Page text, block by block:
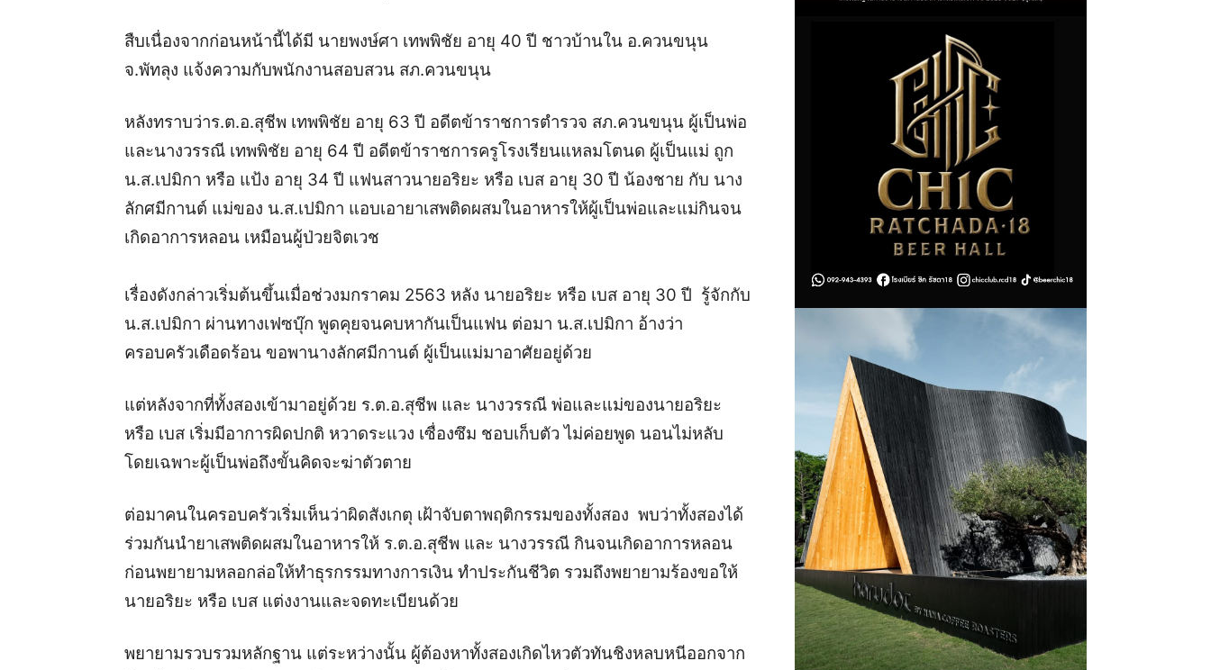
สืบเนื่องจากก่อนหน้านี้ได้มี นายพงษ์ศา เทพพิชัย อายุ 40 ปี ชาวบ้านใน อ.ควนขนุน
จ.พัทลุง แจ้งความกับพนักงานสอบสวน สภ.ควนขนุน
หลังทราบว่าร.ต.อ.สุชีพ เทพพิชัย อายุ 63 ปี อดีตข้าราชการตำรวจ สภ.ควนขนุน ผู้เป็นพ่อ
และนางวรรณี เทพพิชัย อายุ 64 ปี อดีตข้าราชการครูโรงเรียนแหลมโตนด ผู้เป็นแม่ ถูก
น.ส.เปมิกา หรือ แป้ง อายุ 34 ปี แฟนสาวนายอริยะ หรือ เบส อายุ 30 ปี น้องชาย กับ นาง
ลักศมีกานต์ แม่ของ น.ส.เปมิกา แอบเอายาเสพติดผสมในอาหารให้ผู้เป็นพ่อและแม่กินจน
เกิดอาการหลอน เหมือนผู้ป่วยจิตเวช
เรื่องดังกล่าวเริ่มต้นขึ้นเมื่อช่วงมกราคม 2563 หลัง นายอริยะ หรือ เบส อายุ 30 ปี รู้จักกับ
น.ส.เปมิกา ผ่านทางเฟซบุ๊ก พูดคุยจนคบหากันเป็นแฟน ต่อมา น.ส.เปมิกา อ้างว่า
ครอบครัวเดือดร้อน ขอพานางลักศมีกานต์ ผู้เป็นแม่มาอาศัยอยู่ด้วย
แต่หลังจากที่ทั้งสองเข้ามาอยู่ด้วย ร.ต.อ.สุชีพ และ นางวรรณี พ่อและแม่ของนายอริยะ
หรือ เบส เริ่มมีอาการผิดปกติ หวาดระแวง เซื่องซึม ชอบเก็บตัว ไม่ค่อยพูด นอนไม่หลับ
โดยเฉพาะผู้เป็นพ่อถึงขั้นคิดจะฆ่าตัวตาย
ต่อมาคนในครอบครัวเริ่มเห็นว่าผิดสังเกตุ เฝ้าจับตาพฤติกรรมของทั้งสอง พบว่าทั้งสองได้
ร่วมกันนำยาเสพติดผสมในอาหารให้ ร.ต.อ.สุชีพ และ นางวรรณี กินจนเกิดอาการหลอน
ก่อนพยายามหลอกล่อให้ทำธุรกรรมทางการเงิน ทำประกันชีวิต รวมถึงพยายามร้องขอให้
นายอริยะ หรือ เบส แต่งงานและจดทะเบียนด้วย
พยายามรวบรวมหลักฐาน แต่ระหว่างนั้น ผู้ต้องหาทั้งสองเกิดไหวตัวทันชิงหลบหนีออกจาก